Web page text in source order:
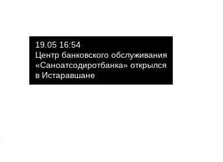
19.05 16:54
Центр банковского обслуживания
«Саноатсодиротбанка» открылся
в Истаравшане